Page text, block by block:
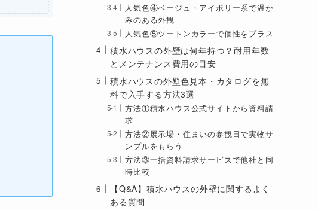
人気色④ベージュ・アイボリー系で温か
みのある外観
人気色⑤ツートンカラーで個性をプラス
積水ハウスの外壁は何年持つ？耐用年数
とメンテナンス費用の目安
積水ハウスの外壁色見本・カタログを無
料で入手する方法3選
方法①積水ハウス公式サイトから資料請
求
方法②展示場・住まいの参観日で実物サ
ンプルをもらう
方法③一括資料請求サービスで他社と同
時比較
【Q&A】積水ハウスの外壁に関するよく
ある質問